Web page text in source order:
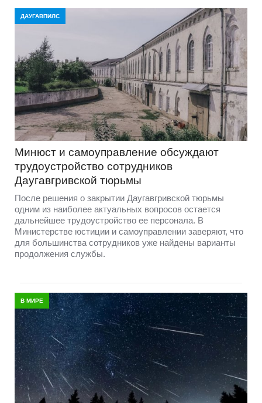
ДАУГАВПИЛС
Минюст и самоуправление обсуждают
трудоустройство сотрудников
Даугавгривской тюрьмы
После решения о закрытии Даугавгривской тюрьмы
одним из наиболее актуальных вопросов остается
дальнейшее трудоустройство ее персонала. В
Министерстве юстиции и самоуправлении заверяют, что
для большинства сотрудников уже найдены варианты
продолжения службы.
В МИРЕ